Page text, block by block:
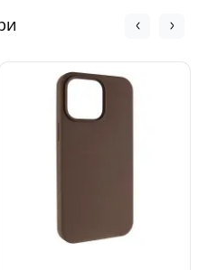
Закону України «Про